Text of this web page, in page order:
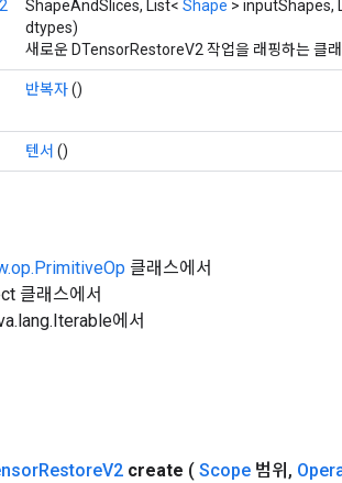
ShapeAndSlices, List< Shape > inputShapes,
dtypes)
새로운 DTensorRestoreV2 작업을 래핑하는 클
반복자()
텐서 ()
클래스에서
클래스에서
에서
RestoreV2 create ( Scope 범위 ,